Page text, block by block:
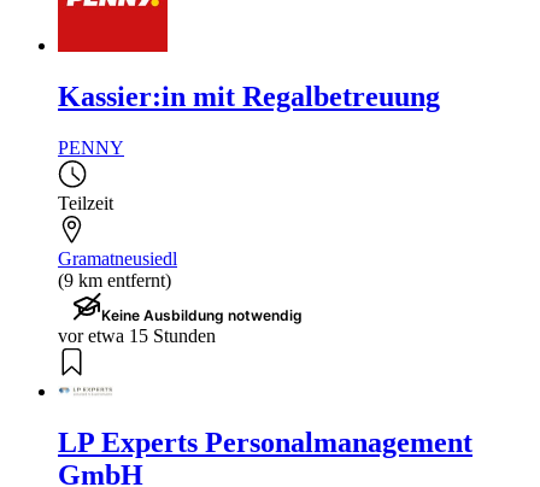
Kassier:in mit Regalbetreuung
PENNY
Teilzeit
Gramatneusiedl
(9 km entfernt)
Keine Ausbildung notwendig
vor etwa 15 Stunden
LP Experts Personalmanagement
GmbH